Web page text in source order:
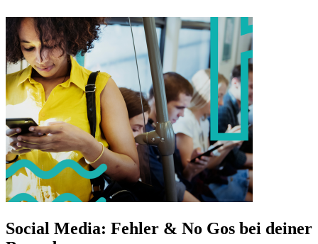
Social Media: Fehler & No Gos bei deiner